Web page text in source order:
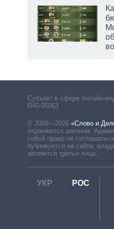
Субъект в сфере онлайн-
R40-05063
© 2009—2026 «Слово и
охраняются законом.
собой право не
публикуется на сайте,
являются третьи лица.
УКР РОС